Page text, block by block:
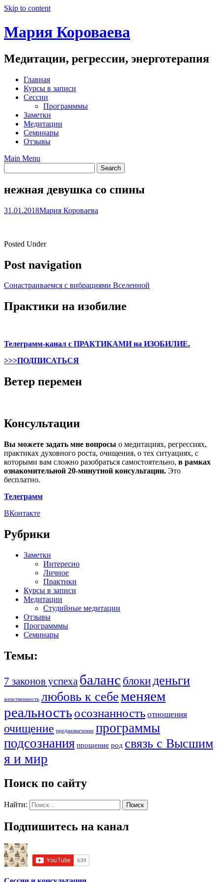
Skip to content
Мария Короваева
Медитации, регрессии, энерготерапия
Главная
Курсы в записи
Сессии
Программмы
Заметки
Медитации
Семинары
Отзывы
Main Menu
нежная девушка со спины
31.01.2018Мария Короваева
Posted Under
Post navigation
Сонастраиваемся с вибрациями Вселенной
Практики на изобилие
Телеграмм-канал с ПРАКТИКАМИ на ИЗОБИЛИЕ.
>>>ПОДПИСАТЬСЯ
Ветер перемен
Консультации
Вы можете задать мне вопросы о медитациях, регрессиях,
практиках духовного роста, очищения, о тех ситуациях, с
которыми вам сложно разобраться самостоятельно, в рамках
ознакомительной 20-минутной консультации. Это
бесплатно.
Телеграмм
ВКонтакте
Рубрики
Заметки
Интересно
Личное
Практики
Курсы в записи
Медитации
Студийные медитации
Отзывы
Программмы
Семинары
Темы:
7 законов успеха баланс блокиденьги
женственность любовь к себеменяем
реальностьосознанность отношения
очищение предназначение программы
подсознания прощение род связь с Высшим
я и мир
Поиск по сайту
Найти:
Подпишитесь на канал